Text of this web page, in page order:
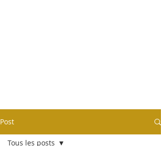
Post
Tous les posts